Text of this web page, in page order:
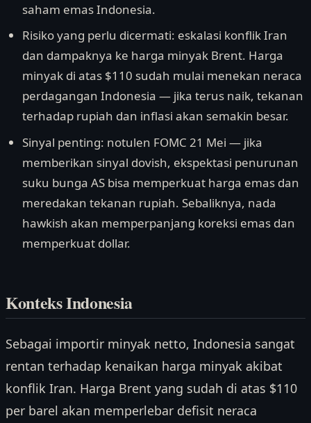
saham emas Indonesia.
Risiko yang perlu dicermati: eskalasi konflik Iran
dan dampaknya ke harga minyak Brent. Harga
minyak di atas $110 sudah mulai menekan neraca
perdagangan Indonesia — jika terus naik, tekanan
terhadap rupiah dan inflasi akan semakin besar.
Sinyal penting: notulen FOMC 21 Mei — jika
memberikan sinyal dovish, ekspektasi penurunan
suku bunga AS bisa memperkuat harga emas dan
meredakan tekanan rupiah. Sebaliknya, nada
hawkish akan memperpanjang koreksi emas dan
memperkuat dollar.
Konteks Indonesia
Sebagai importir minyak netto, Indonesia sangat
rentan terhadap kenaikan harga minyak akibat
konflik Iran. Harga Brent yang sudah di atas $110
per barel akan memperlebar defisit neraca